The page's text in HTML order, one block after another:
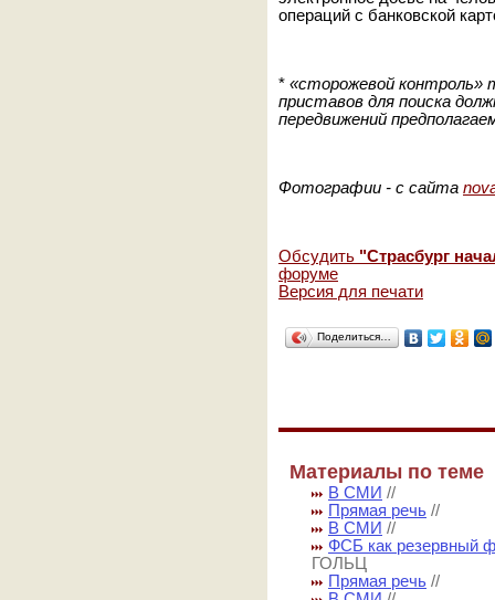
операций с банковской
* «сторожевой контроль»
приставов для поиска
передвижений
Фотографии - с сайта
Обсудить "Страсбург
форуме
Версия для печати
Поделиться…
Материалы по теме
В СМИ //
Прямая речь //
В СМИ //
ФСБ как резервный
ГОЛЬЦ
Прямая речь //